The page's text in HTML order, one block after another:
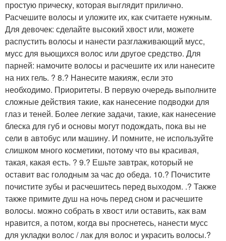
простую прическу, которая выглядит прилично.
Расчешите волосы и уложите их, как считаете нужным.
Для девочек: сделайте высокий хвост или, можете
распустить волосы и нанести разглаживающий мусс,
мусс для вьющихся волос или другое средство. Для
парней: намочите волосы и расчешите их или нанесите
на них гель. ? 8.? Нанесите макияж, если это
необходимо. Приоритеты. В первую очередь выполните
сложные действия такие, как нанесение подводки для
глаз и теней. Более легкие задачи, такие, как нанесение
блеска для губ и основы могут подождать, пока вы не
сели в автобус или машину. И помните, не используйте
слишком много косметики, потому что вы красивая,
такая, какая есть. ? 9.? Ешьте завтрак, который не
оставит вас голодным за час до обеда. 10.? Почистите
почистите зубы и расчешитесь перед выходом. .? Также
также примите душ на ночь перед сном и расчешите
волосы. можно собрать в хвост или оставить, как вам
нравится, а потом, когда вы проснетесь, нанести мусс
для укладки волос / лак для волос и украсить волосы.?